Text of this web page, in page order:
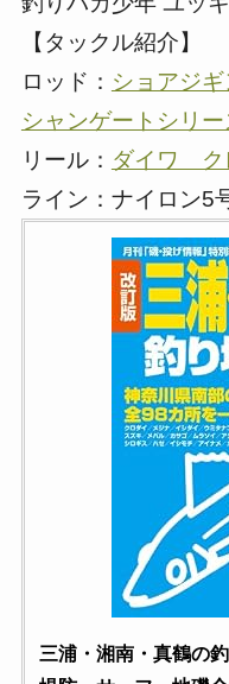
【タックル紹介】
ロッド： ショアジ
シャンゲートシリー
リール： ダイワ ク
ライン：ナイロン5
三浦・湘南・真鶴の